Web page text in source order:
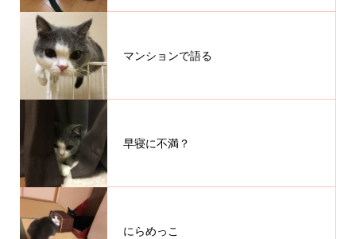
マンションで語る
早寝に不満？
にらめっこ